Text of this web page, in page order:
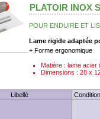
PLATOIR INOX
POUR ENDUIRE ET
Lame rigide adaptée
+ Forme ergonomique
Matière : lame acier
Dimensions : 28 x
Libellé